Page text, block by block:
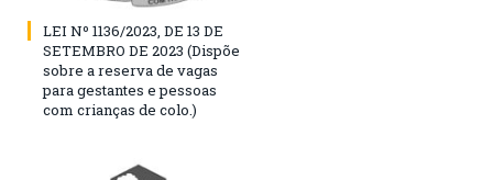
LEI Nº 1136/2023, DE 13 DE
SETEMBRO DE 2023 (Dispõe
sobre a reserva de vagas
para gestantes e pessoas
com crianças de colo.)